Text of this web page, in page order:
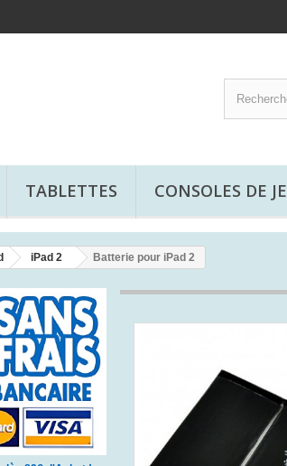
TABLETTES CONSOLES DE
iPad 2 Batterie pour iPad 2